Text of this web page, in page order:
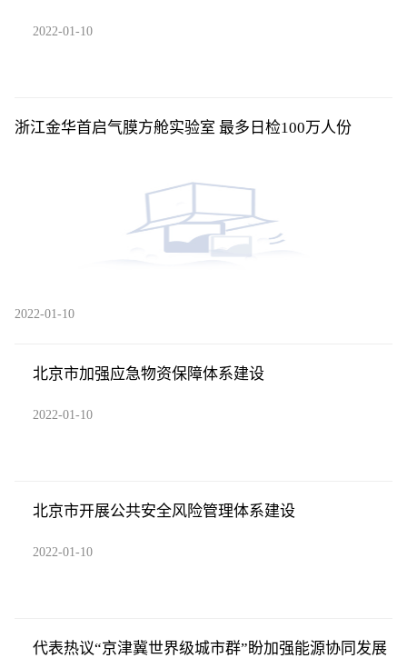
2022-01-10
浙江金华首启气膜方舱实验室 最多日检100万人份
2022-01-10
北京市加强应急物资保障体系建设
2022-01-10
北京市开展公共安全风险管理体系建设
2022-01-10
代表热议“京津冀世界级城市群”盼加强能源协同发展